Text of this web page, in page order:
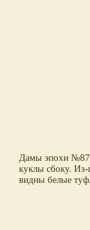
Дамы эпохи
куклы сбоку. Из-
видны белые